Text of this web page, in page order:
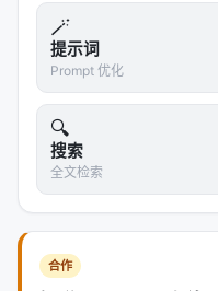
去掉正交化（只保
效果下降
去掉保范（只保留
效果下降
两个都去掉：就是无
这证明两个约束是
象本质的精准对应。
🌐 这件事为什么重要？
🪄
提示词
Prompt 优化
🔍
搜索
全文检索
合作